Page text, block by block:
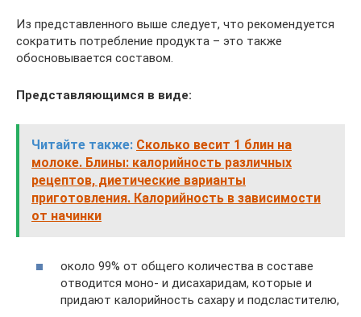
Из представленного выше следует, что рекомендуется
сократить потребление продукта – это также
обосновывается составом.
Представляющимся в виде:
Читайте также: Сколько весит 1 блин на
молоке. Блины: калорийность различных
рецептов, диетические варианты
приготовления. Калорийность в зависимости
от начинки
около 99% от общего количества в составе
отводится моно- и дисахаридам, которые и
придают калорийность сахару и подсластителю,